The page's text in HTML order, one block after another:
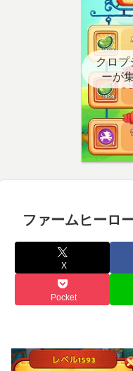
クロプ
ーが
こ？
ファームヒーロ
X
Pocket